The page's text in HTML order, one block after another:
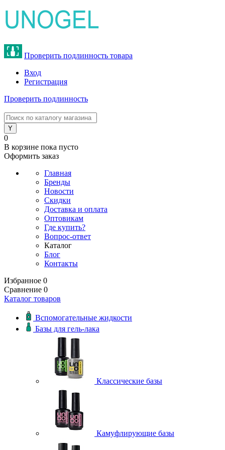
Проверить подлинность товара
Вход
Регистрация
Проверить подлинность
0
В корзине пока пусто
Оформить заказ
Главная
Бренды
Новости
Скидки
Доставка и оплата
Оптовикам
Где купить?
Вопрос-ответ
Каталог
Блог
Контакты
Избранное 0
Сравнение 0
Каталог товаров
Вспомогательные жидкости
Базы для гель-лака
Классические базы
Камуфлирующие базы